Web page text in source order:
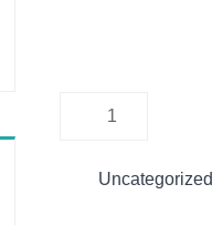
كمية كما
Uncategorized